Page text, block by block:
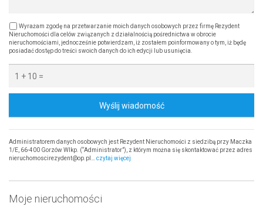
Wyrażam zgodę na przetwarzanie moich danych osobowych przez firmę Rezydent
Nieruchomości dla celów związanych z działalnością pośrednictwa w obrocie
nieruchomościami, jednocześnie potwierdzam, iż zostałem poinformowany o tym, iż będę
posiadać dostęp do treści swoich danych do ich edycji lub usunięcia.
Wyślij wiadomość
Administratorem danych osobowych jest Rezydent Nieruchomości z siedzibą przy Maczka
1/E, 66-400 Gorzów Wlkp. (“Administrator”), z którym można się skontaktować przez adres
nieruchomoscirezydent@op.pl… czytaj więcej
Moje nieruchomości